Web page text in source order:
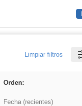
Limpiar filtros
Orden:
Fecha (recientes)